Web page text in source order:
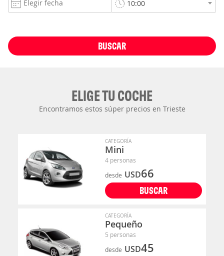
BUSCAR
ELIGE TU COCHE
Encontramos estos súper precios en Trieste
CATEGORÍA
Mini
4 personas
desde USD66
BUSCAR
CATEGORÍA
Pequeño
5 personas
desde USD45